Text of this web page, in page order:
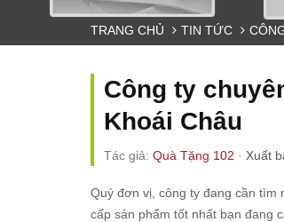
TRANG CHỦ TIN TỨC
Công ty
Khoái Châu
Tác giả: Quà Tặng 102 · Xuất
Quý đơn vị, công ty đang cần tìm
cấp sản phẩm tốt nhất bạn đang